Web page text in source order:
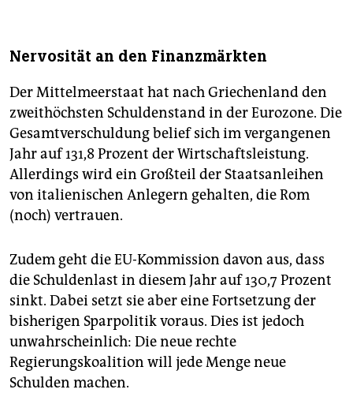
Nervosität an den Finanzmärkten
Der Mittelmeerstaat hat nach Griechenland den
zweithöchsten Schuldenstand in der Eurozone. Die
Gesamtverschuldung belief sich im vergangenen
Jahr auf 131,8 Prozent der Wirtschaftsleistung.
Allerdings wird ein Großteil der Staats­anleihen
von italienischen Anlegern gehalten, die Rom
(noch) vertrauen.
Zudem geht die EU-Kommission davon aus, dass
die Schuldenlast in diesem Jahr auf 130,7 Prozent
sinkt. Dabei setzt sie aber eine Fortsetzung der
bisherigen Sparpolitik voraus. Dies ist jedoch
unwahrscheinlich: Die neue rechte
Regierungskoalition will jede Menge neue
Schulden machen.